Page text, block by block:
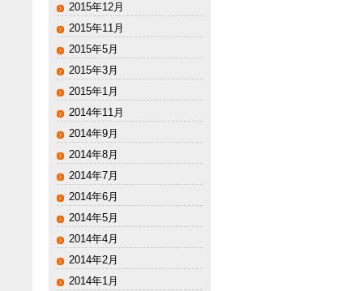
2015年12月
2015年11月
2015年5月
2015年3月
2015年1月
2014年11月
2014年9月
2014年8月
2014年7月
2014年6月
2014年5月
2014年4月
2014年2月
2014年1月